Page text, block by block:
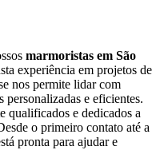
marmoristas em São
experiência em projetos de
nos permite lidar com
personalizadas e eficientes.
qualificados e dedicados a
o primeiro contato até a
pronta para ajudar e